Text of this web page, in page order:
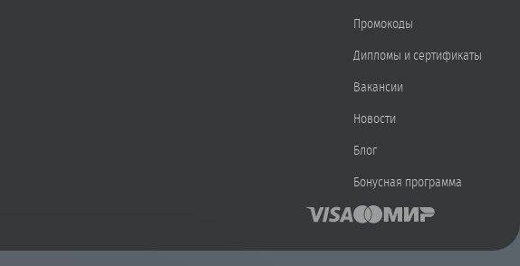
Промокоды
Дипломы и сертификаты
Вакансии
Новости
Блог
Бонусная программа